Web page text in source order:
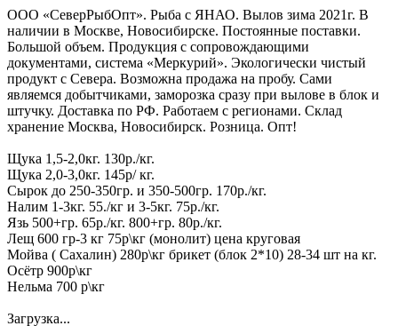
ООО «СеверРыбОпт». Рыба с ЯНАО. Вылов зима 2021г. В
наличии в Москве, Новосибирске. Постоянные поставки.
Большой объем. Продукция с сопровождающими
документами, система «Меркурий». Экологически чистый
продукт с Севера. Возможна продажа на пробу. Сами
являемся добытчиками, заморозка сразу при вылове в блок и
штучку. Доставка по РФ. Работаем с регионами. Склад
хранение Москва, Новосибирск. Розница. Опт!
Щука 1,5-2,0кг. 130р./кг.
Щука 2,0-3,0кг. 145р/ кг.
Сырок до 250-350гр. и 350-500гр. 170р./кг.
Налим 1-3кг. 55./кг и 3-5кг. 75р./кг.
Язь 500+гр. 65р./кг. 800+гр. 80р./кг.
Лещ 600 гр-3 кг 75р\кг (монолит) цена круговая
Мойва ( Сахалин) 280р\кг брикет (блок 2*10) 28-34 шт на кг.
Осётр 900р\кг
Нельма 700 р\кг
Загрузка...